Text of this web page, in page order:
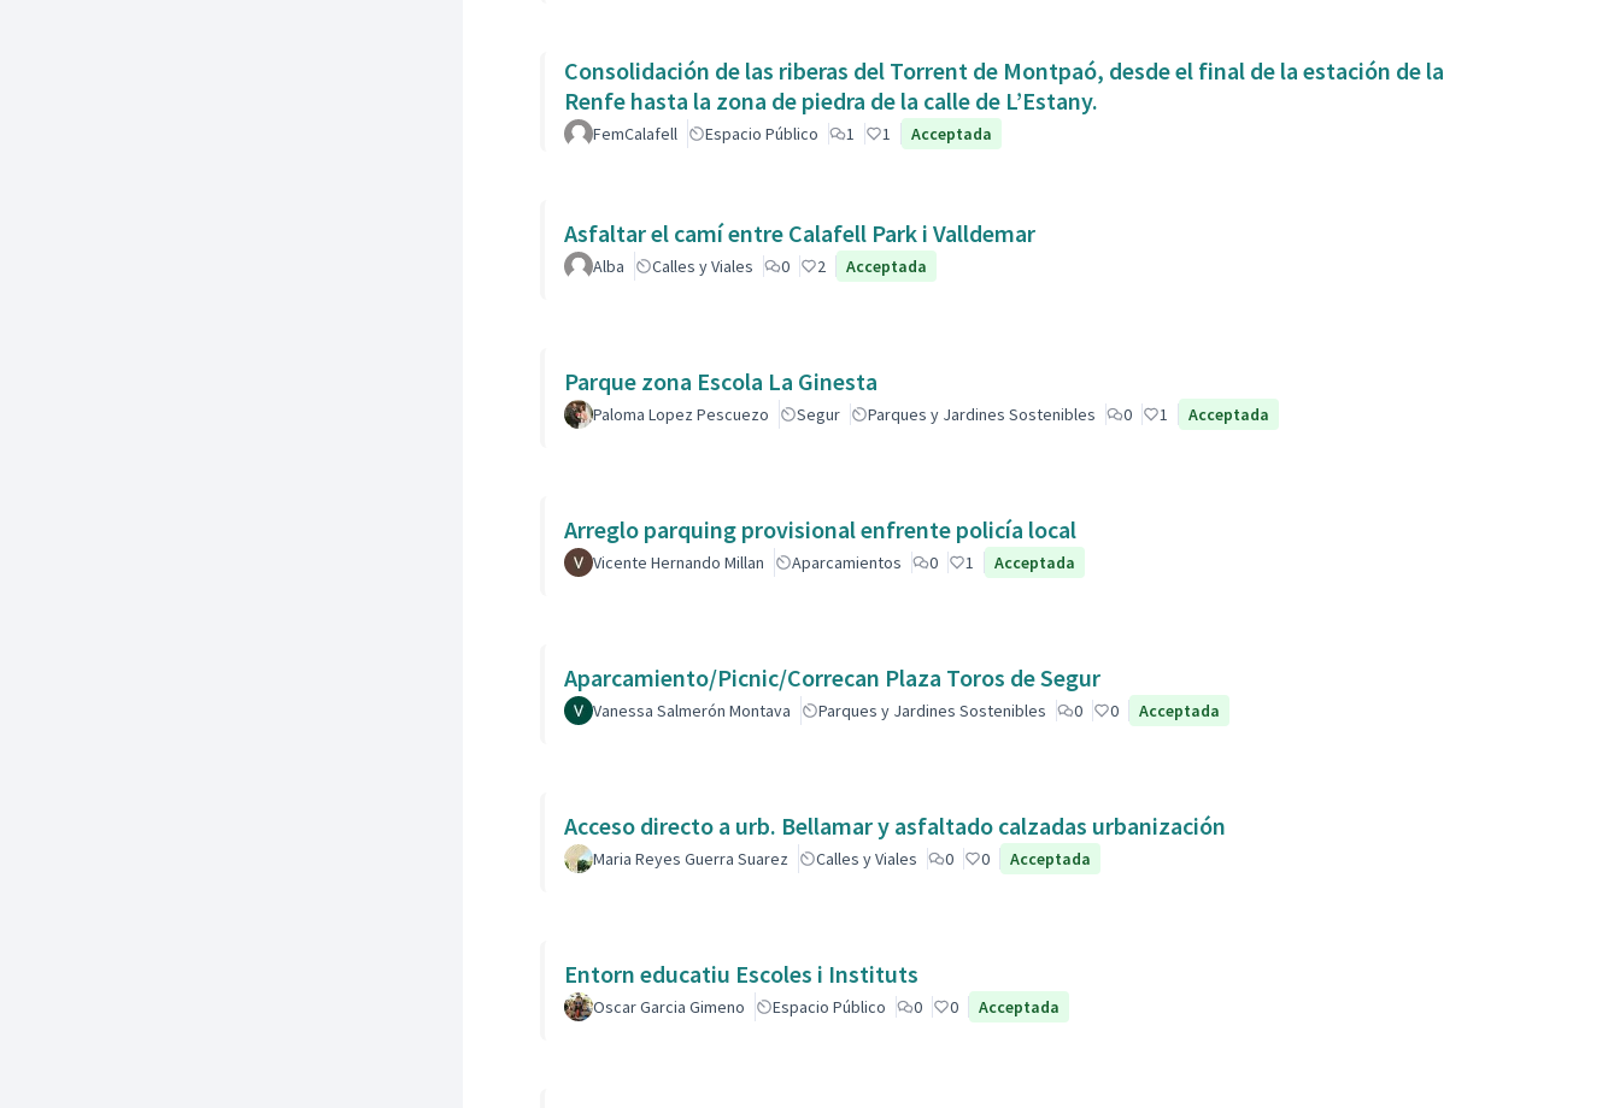
Consolidación de las riberas del Torrent de Montpaó, desde el final de la estación de la
Renfe hasta la zona de piedra de la calle de L’Estany.
FemCalafell Espacio Público 1 1 Acceptada
Asfaltar el camí entre Calafell Park i Valldemar
Alba Calles y Viales 0 2 Acceptada
Parque zona Escola La Ginesta
Paloma Lopez Pescuezo Segur Parques y Jardines Sostenibles 0 1 Acceptada
Arreglo parquing provisional enfrente policía local
Vicente Hernando Millan Aparcamientos 0 1 Acceptada
Aparcamiento/Picnic/Correcan Plaza Toros de Segur
Vanessa Salmerón Montava Parques y Jardines Sostenibles 0 0 Acceptada
Acceso directo a urb. Bellamar y asfaltado calzadas urbanización
Maria Reyes Guerra Suarez Calles y Viales 0 0 Acceptada
Entorn educatiu Escoles i Instituts
Oscar Garcia Gimeno Espacio Público 0 0 Acceptada